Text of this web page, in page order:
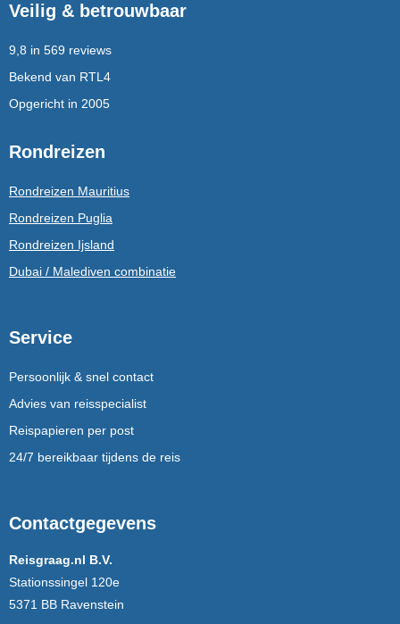
Veilig & betrouwbaar
9,8 in 569 reviews
Bekend van RTL4
Opgericht in 2005
Rondreizen
Rondreizen Mauritius
Rondreizen Puglia
Rondreizen Ijsland
Dubai / Malediven combinatie
Service
Persoonlijk & snel contact
Advies van reisspecialist
Reispapieren per post
24/7 bereikbaar tijdens de reis
Contactgegevens
Reisgraag.nl B.V.
Stationssingel 120e
5371 BB Ravenstein